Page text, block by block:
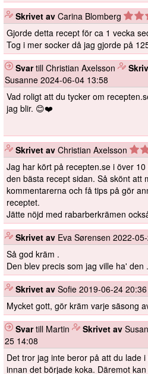
Skrivet av Carina Blomberg
Gjorde detta recept för ca 1 vecka
Tog i mer socker då jag gjorde på
Svartill Christian Axelsson
Susanne 2024-06-04 13:58
Vad roligt att du tycker om
jag blir. 😊❤️
Skrivet av Christian Axelsson
Jag har kört på recepten.se i över
den bästa recept sidan. Så skönt att
kommentarerna och få tips på gör
receptet.
Jätte nöjd med rabarberkrämen
Skrivet av Eva Sørensen 2022-
Så god kräm .
Den blev precis som jag ville ha' den .
Skrivet av Sofie 2019-06-24 20:36
Mycket gott, gör kräm varje säsong
Svartill Martin Skrivet av
25 14:08
Det tror jag inte beror på att du lade
innan det började koka. Däremot